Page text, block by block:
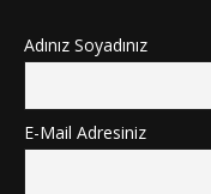
Adınız Soyadınız
E-Mail Adresiniz